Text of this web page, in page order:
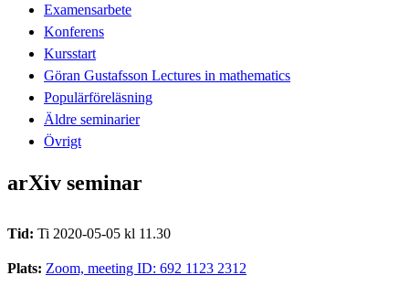
Examensarbete
Konferens
Kursstart
Göran Gustafsson Lectures in mathematics
Populärföreläsning
Äldre seminarier
Övrigt
arXiv seminar
Tid: Ti 2020-05-05 kl 11.30
Plats: Zoom, meeting ID: 692 1123 2312